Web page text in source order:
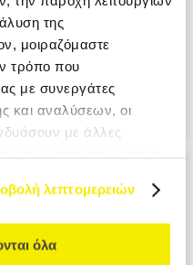
της
μοιραζόμαστε
τρόπο που
με συνεργάτες
και αναλύσεων, οι
με άλλες
λεπτομερειών
όλα
του. Σιγουρα θα το
μας. PANAGIOTOPOULOU
ΝΑ ΣΥΓΚΙΝΗΘΟΥΜΕ ΣΤΑ